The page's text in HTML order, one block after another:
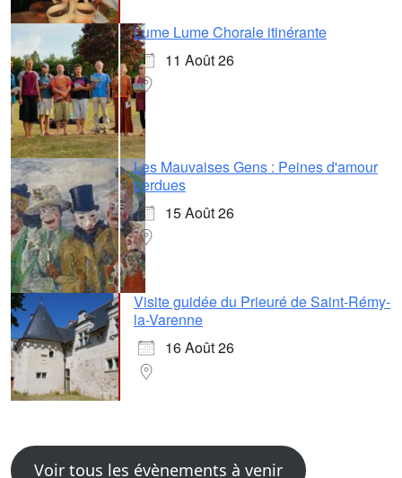
Lume Lume Chorale itinérante
11 Août 26
Les Mauvaises Gens : Peines d'amour
perdues
15 Août 26
Visite guidée du Prieuré de Saint-Rémy-
la-Varenne
16 Août 26
Voir tous les évènements à venir